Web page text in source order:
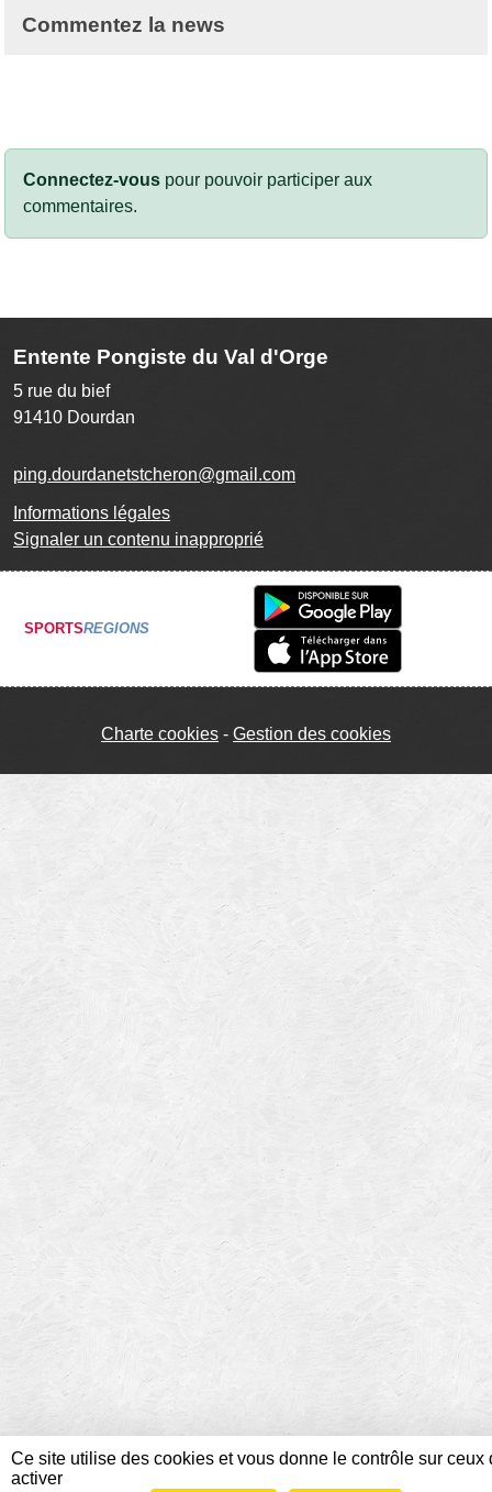
Commentez la news
Connectez-vous pour pouvoir participer aux
commentaires.
Entente Pongiste du Val d'Orge
5 rue du bief
91410 Dourdan
ping.dourdanetstcheron@gmail.com
Informations légales
Signaler un contenu inapproprié
SPORTSREGIONS
Charte cookies Gestion des cookies
Ce site utilise des cookies et vous donne le contrôle sur ceux
activer